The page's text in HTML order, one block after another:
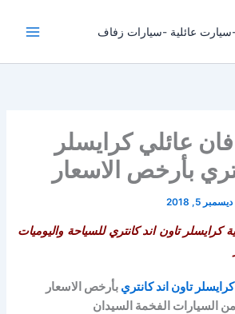
عائلية -سيارات زفاف
عائلي كرايسلر
بأرخص الاسعار
ديسمبر 5, 2018
كرايسلر تاون اند كانتري للسياحة واليوميات
كرايسلر تاون اند كانتري بأرخص الاسعار
من السيارات الفخمة السيدان